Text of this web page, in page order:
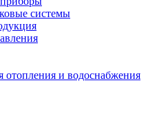
системы
отопления и водоснабжения